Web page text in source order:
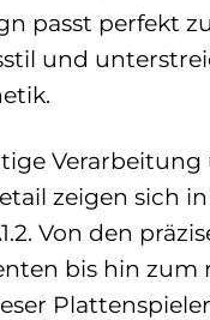
passt perfekt
und
Verarbeitung
zeigen sich
Von den
bis hin zum